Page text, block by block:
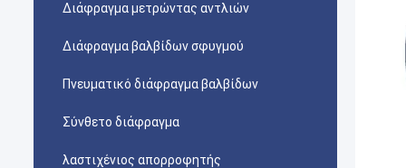
Διάφραγμα μετρώντας αντλιών
Διάφραγμα βαλβίδων σφυγμού
Πνευματικό διάφραγμα βαλβίδων
Σύνθετο διάφραγμα
λαστιχένιος απορροφητής